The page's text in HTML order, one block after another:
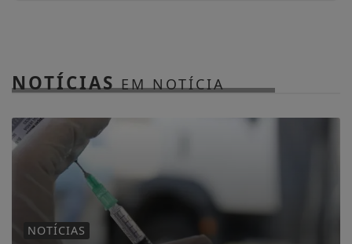
NOTÍCIASEM NOTÍCIA
NOTÍCIAS